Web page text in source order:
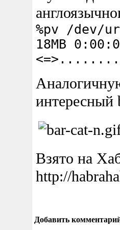
%pv /dev/
18MB
интересный
Взято на
http://
Добавить